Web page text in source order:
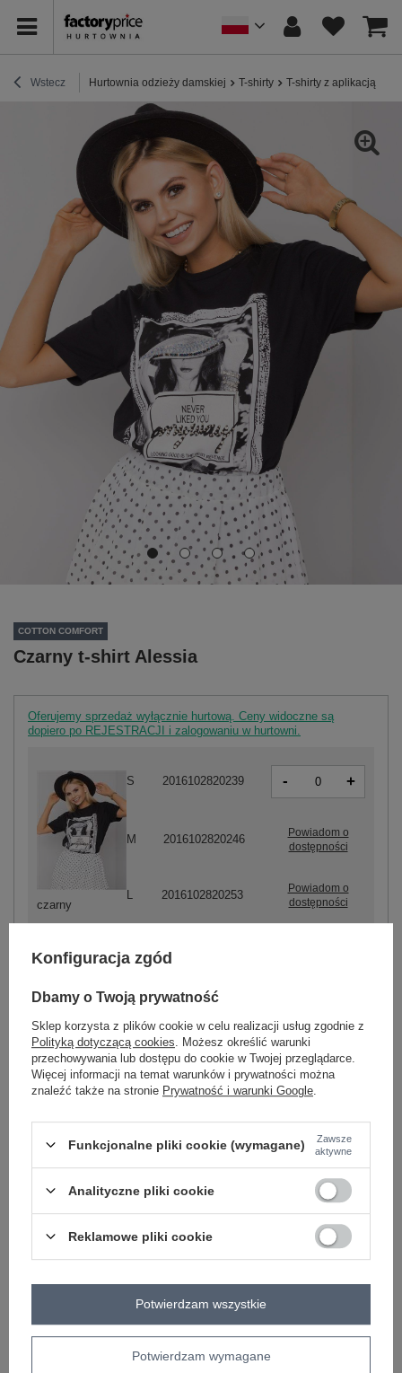
Wstecz Hurtownia odzieży damskiej T-shirty T-shirty z aplikacją
COTTON COMFORT
Czarny t-shirt Alessia
Oferujemy sprzedaż wyłącznie hurtową. Ceny widoczne są
dopiero po REJESTRACJI i zalogowaniu w hurtowni.
czarny
S 2016102820239 - +
M 2016102820246
Powiadom o
dostępności
2016102820253
Powiadom o
dostępności
biały
S 2016102820260 - +
ZALOGUJ SIĘ I ZOBACZ CENĘ
Zadzwoń
+48 601 547 740
wzór
dominujący
nadruk
okrągły
Konfiguracja zgód
Dbamy o Twoją prywatność
Sklep korzysta z plików cookie w celu realizacji usług zgodnie z
Polityką dotyczącą cookies . Możesz określić warunki
przechowywania lub dostępu do cookie w Twojej przeglądarce.
Więcej informacji na temat warunków i prywatności można
znaleźć także na stronie Prywatność i warunki Google
Funkcjonalne pliki cookie (wymagane)
Zawsze
aktywne
Analityczne pliki cookie
Reklamowe pliki cookie
Potwierdzam wymagane
Potwierdzam wszystkie